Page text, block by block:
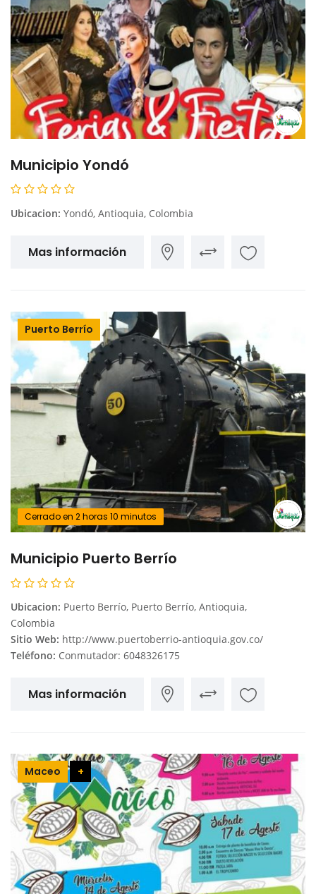
Municipio Yondó
Ubicacion: Yondó, Antioquia, Colombia
Mas información
Puerto Berrío
Cerrado en 2 horas 10 minutos
Municipio Puerto Berrío
Ubicacion: Puerto Berrío, Puerto Berrío, Antioquia,
Colombia
Sitio Web: http://www.puertoberrio-antioquia.gov.co/
Teléfono: Conmutador: 6048326175
Mas información
Maceo +